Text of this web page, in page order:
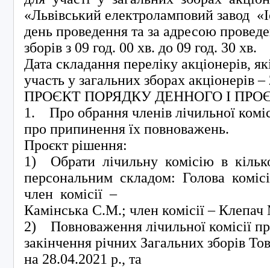
«Львівський електроламповий завод
день проведення та за адресою
зборів з 09 год. 00 хв. до 09 год. 30 хв.
Дата складання переліку акціонерів,
участь у загальних зборах акціонерів
ПРОЄКТ ПОРЯДКУ ДЕННОГО І
1. Про обрання членів лічильної
про припинення їх повноважень.
Проєкт рішення:
1) Обрати лічильну комісію в
персональним складом: Голова
член комісії –
Камінська С.М.; член комісії –
2) Повноваження лічильної комісії
закінчення річних Загальних зборів
на 28.04.2021 р., та